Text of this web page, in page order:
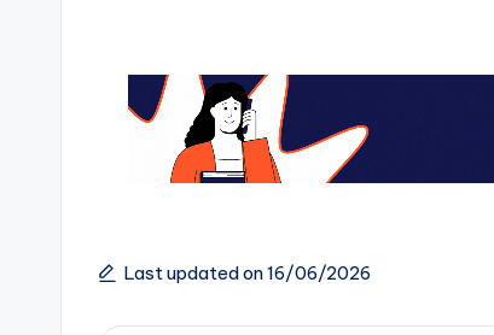
Last updated on 16/06/2026